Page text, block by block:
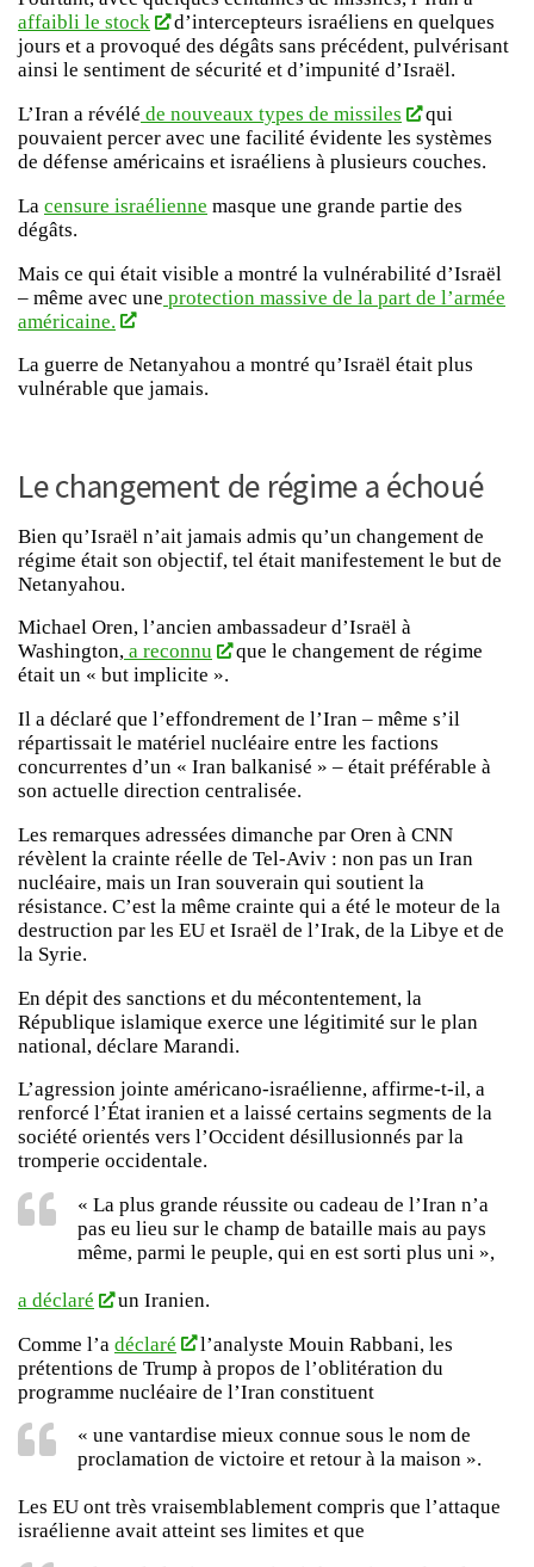
affaibli le stock
d’intercepteurs israéliens en quelques
jours et a provoqué des dégâts sans précédent, pulvérisant
ainsi le sentiment de sécurité et d’impunité d’Israël.
L’Iran a révélé de nouveaux types de missiles
qui
pouvaient percer avec une facilité évidente les systèmes
de défense américains et israéliens à plusieurs couches.
La censure israélienne masque une grande partie des
dégâts.
Mais ce qui était visible a montré la vulnérabilité d’Israël
– même avec une protection massive de la part de l’armée
américaine.
La guerre de Netanyahou a montré qu’Israël était plus
vulnérable que jamais.
Le changement de régime a échoué
Bien qu’Israël n’ait jamais admis qu’un changement de
régime était son objectif, tel était manifestement le but de
Netanyahou.
Michael Oren, l’ancien ambassadeur d’Israël à
Washington, a reconnu
que le changement de régime
était un « but implicite ».
Il a déclaré que l’effondrement de l’Iran – même s’il
répartissait le matériel nucléaire entre les factions
concurrentes d’un « Iran balkanisé » – était préférable à
son actuelle direction centralisée.
Les remarques adressées dimanche par Oren à CNN
révèlent la crainte réelle de Tel-Aviv : non pas un Iran
nucléaire, mais un Iran souverain qui soutient la
résistance. C’est la même crainte qui a été le moteur de la
destruction par les EU et Israël de l’Irak, de la Libye et de
la Syrie.
En dépit des sanctions et du mécontentement, la
République islamique exerce une légitimité sur le plan
national, déclare Marandi.
L’agression jointe américano-israélienne, affirme-t-il, a
renforcé l’État iranien et a laissé certains segments de la
société orientés vers l’Occident désillusionnés par la
tromperie occidentale.
« La plus grande réussite ou cadeau de l’Iran n’a
pas eu lieu sur le champ de bataille mais au pays
même, parmi le peuple, qui en est sorti plus uni »,
a déclaré
un Iranien.
Comme l’a déclaré
l’analyste Mouin Rabbani, les
prétentions de Trump à propos de l’oblitération du
programme nucléaire de l’Iran constituent
« une vantardise mieux connue sous le nom de
proclamation de victoire et retour à la maison ».
Les EU ont très vraisemblablement compris que l’attaque
israélienne avait atteint ses limites et que